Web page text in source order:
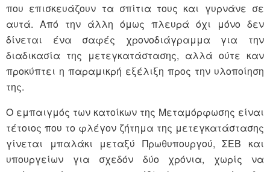
που επισκευάζουν τα σπίτια τους και γυρνάνε σε
αυτά. Από την άλλη όμως πλευρά όχι μόνο δεν
δίνεται ένα σαφές χρονοδιάγραμμα για την
διαδικασία της μετεγκατάστασης, αλλά ούτε καν
προκύπτει η παραμικρή εξέλιξη προς την υλοποίηση
της.
Ο εμπαιγμός των κατοίκων της Μεταμόρφωσης είναι
τέτοιος που το φλέγον ζήτημα της μετεγκατάστασης
γίνεται μπαλάκι μεταξύ Πρωθυπουργού, ΣΕΒ και
υπουργείων για σχεδόν δύο χρόνια, χωρίς να